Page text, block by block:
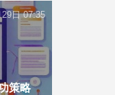
策略
日 07:35